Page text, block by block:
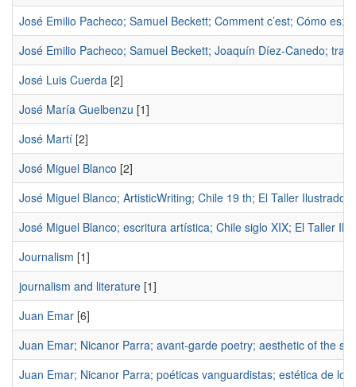
José Emilio Pacheco; Samuel Beckett; Comment c’est; Cómo
José Emilio Pacheco; Samuel Beckett; Joaquín Díez-Canedo;
José Luis Cuerda [2]
José María Guelbenzu [1]
José Martí [2]
José Miguel Blanco [2]
José Miguel Blanco; ArtisticWriting; Chile 19 th; El Taller Ilustrado
José Miguel Blanco; escritura artística; Chile siglo XIX; El Taller
Journalism [1]
journalism and literature [1]
Juan Emar [6]
Juan Emar; Nicanor Parra; avant-garde poetry; aesthetic of the
Juan Emar; Nicanor Parra; poéticas vanguardistas; estética de lo